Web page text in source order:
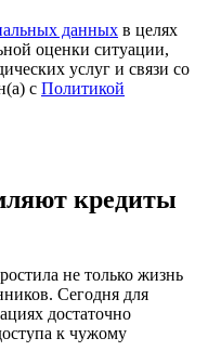
данных в целях
оценки ситуации,
услуг и связи со
с Политикой
кредиты
не только жизнь
Сегодня для
достаточно
к чужому